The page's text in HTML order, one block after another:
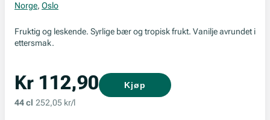
Norge, Oslo
Fruktig og leskende. Syrlige bær og tropisk frukt. Vanilje avrundet i
ettersmak.
Kr 112,90
44 cl 252,05 kr/l
Kjøp